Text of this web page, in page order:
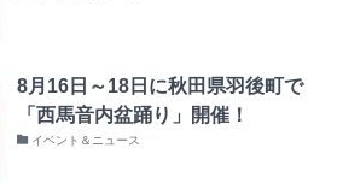
8月16日～18日に秋田県羽後町で
「西馬音内盆踊り」開催！
イベント＆ニュース